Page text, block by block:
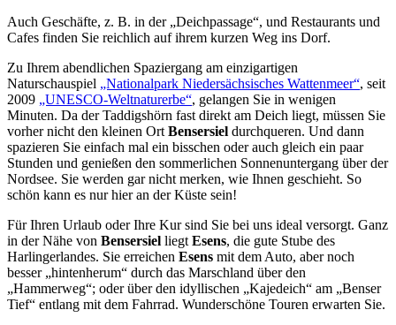
Auch Geschäfte, z. B. in der „Deichpassage“, und Restaurants und
Cafes finden Sie reichlich auf ihrem kurzen Weg ins Dorf.
Zu Ihrem abendlichen Spaziergang am einzigartigen
Naturschauspiel „Nationalpark Niedersächsisches Wattenmeer“, seit
2009 „UNESCO-Weltnaturerbe“, gelangen Sie in wenigen
Minuten. Da der Taddigshörn fast direkt am Deich liegt, müssen Sie
vorher nicht den kleinen Ort Bensersiel durchqueren. Und dann
spazieren Sie einfach mal ein bisschen oder auch gleich ein paar
Stunden und genießen den sommerlichen Sonnenuntergang über der
Nordsee. Sie werden gar nicht merken, wie Ihnen geschieht. So
schön kann es nur hier an der Küste sein!
Für Ihren Urlaub oder Ihre Kur sind Sie bei uns ideal versorgt. Ganz
in der Nähe von Bensersiel liegt Esens, die gute Stube des
Harlingerlandes. Sie erreichen Esens mit dem Auto, aber noch
besser „hintenherum“ durch das Marschland über den
„Hammerweg“; oder über den idyllischen „Kajedeich“ am „Benser
Tief“ entlang mit dem Fahrrad. Wunderschöne Touren erwarten Sie.